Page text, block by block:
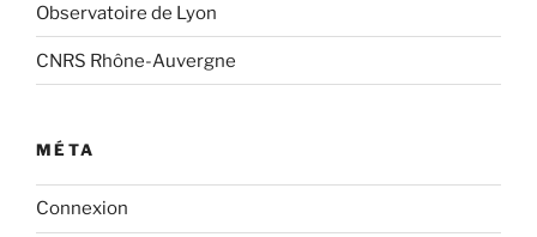
Observatoire de Lyon
CNRS Rhône-Auvergne
MÉTA
Connexion